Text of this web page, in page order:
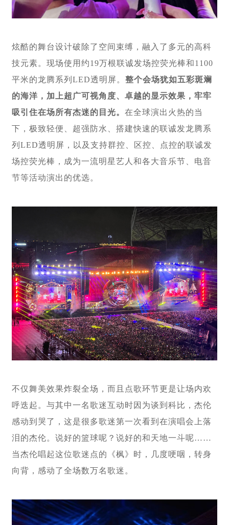
炫酷的舞台设计破除了空间束缚，融入了多元的高科
技元素。现场使用约19万根联诚发场控荧光棒和1100
平米的龙腾系列LED透明屏。 整个会场犹如五彩斑斓
的海洋，加上超广可视角度、卓越的显示效果，牢牢
吸引住在场所有杰迷的目光。 在全球演出火热的当
下，极致轻便、超强防水、搭建快速的联诚发龙腾系
列LED透明屏，以及支持群控、区控、点控的联诚发
场控荧光棒，成为一流明星艺人和各大音乐节、电音
节等活动演出的优选。
不仅舞美效果炸裂全场，而且点歌环节更是让场内欢
呼迭起。与其中一名歌迷互动时因为谈到科比，杰伦
感动到哭了，这是很多歌迷第一次看到在演唱会上落
泪的杰伦。说好的篮球呢？说好的和天地一斗呢……
当杰伦唱起这位歌迷点的《枫》时，几度哽咽，转身
向背，感动了全场数万名歌迷。